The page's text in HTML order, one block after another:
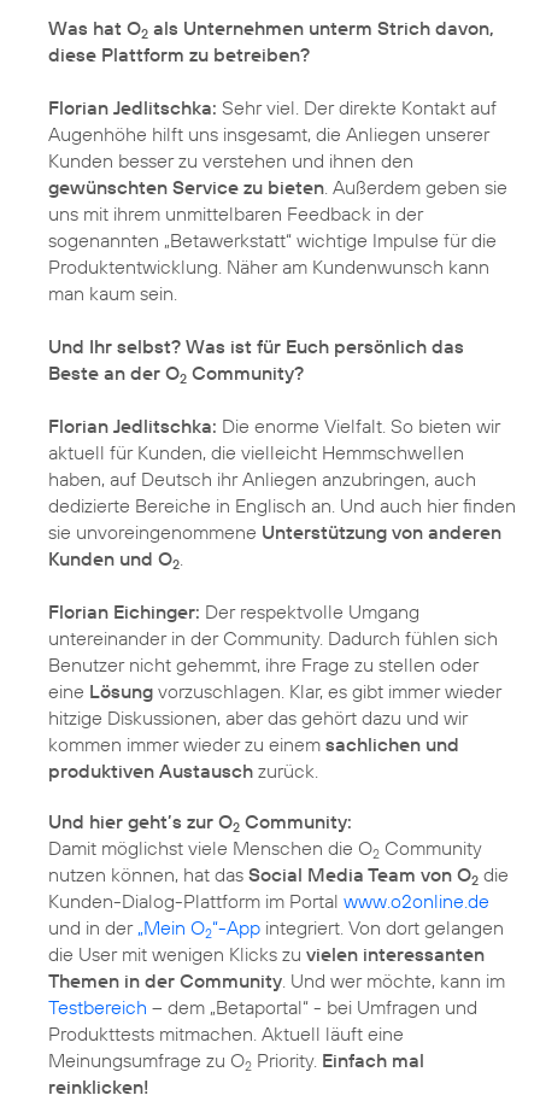
Was hat O2 als Unternehmen unterm Strich davon,
diese Plattform zu betreiben?
Florian Jedlitschka: Sehr viel. Der direkte Kontakt auf
Augenhöhe hilft uns insgesamt, die Anliegen unserer
Kunden besser zu verstehen und ihnen den
gewünschten Service zu bieten. Außerdem geben sie
uns mit ihrem unmittelbaren Feedback in der
sogenannten „Betawerkstatt“ wichtige Impulse für die
Produktentwicklung. Näher am Kundenwunsch kann
man kaum sein.
Und Ihr selbst? Was ist für Euch persönlich das
Beste an der O2 Community?
Florian Jedlitschka: Die enorme Vielfalt. So bieten wir
aktuell für Kunden, die vielleicht Hemmschwellen
haben, auf Deutsch ihr Anliegen anzubringen, auch
dedizierte Bereiche in Englisch an. Und auch hier finden
sie unvoreingenommene Unterstützung von anderen
Kunden und O2.
Florian Eichinger: Der respektvolle Umgang
untereinander in der Community. Dadurch fühlen sich
Benutzer nicht gehemmt, ihre Frage zu stellen oder
eine Lösung vorzuschlagen. Klar, es gibt immer wieder
hitzige Diskussionen, aber das gehört dazu und wir
kommen immer wieder zu einem sachlichen und
produktiven Austausch zurück.
Und hier geht’s zur O2 Community:
Damit möglichst viele Menschen die O2 Community
nutzen können, hat das Social Media Team von O2 die
Kunden-Dialog-Plattform im Portal www.o2online.de
und in der „Mein O2“-App integriert. Von dort gelangen
die User mit wenigen Klicks zu vielen interessanten
Themen in der Community. Und wer möchte, kann im
Testbereich – dem „Betaportal“ - bei Umfragen und
Produkttests mitmachen. Aktuell läuft eine
Meinungsumfrage zu O2 Priority. Einfach mal
reinklicken!